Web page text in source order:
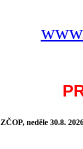
neděle 30.8.